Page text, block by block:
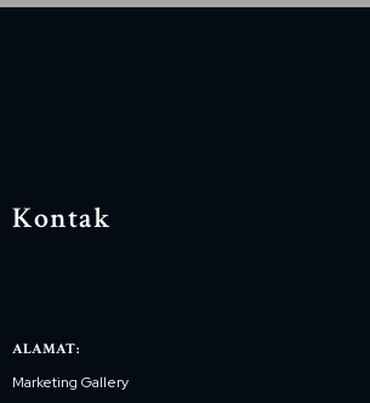
Kontak
ALAMAT:
Marketing Gallery